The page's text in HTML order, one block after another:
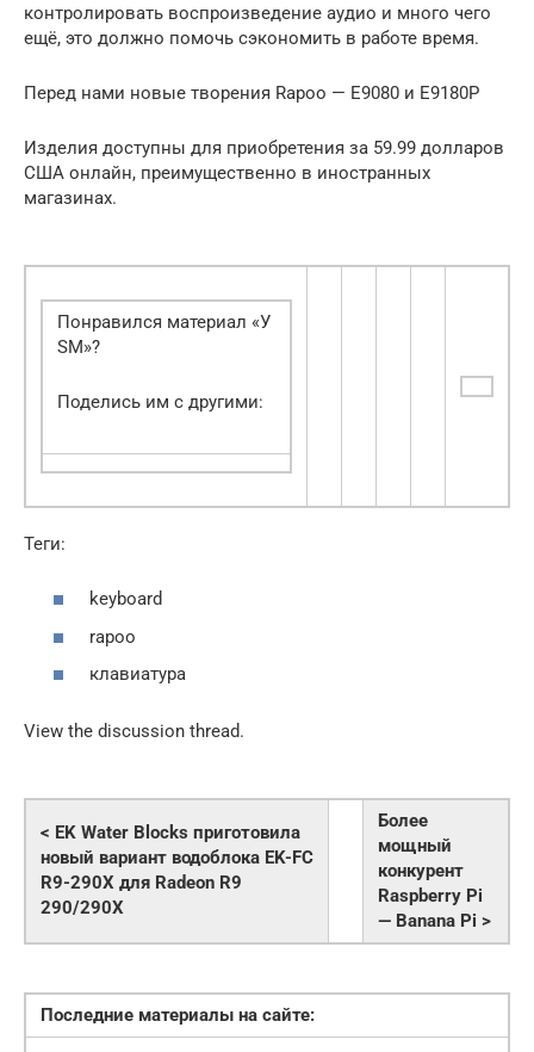
контролировать воспроизведение аудио и много чего
ещё, это должно помочь сэкономить в работе время.
Перед нами новые творения Rapoo — E9080 и E9180P
Изделия доступны для приобретения за 59.99 долларов
США онлайн, преимущественно в иностранных
магазинах.
Понравился материал «У
SM»?
Поделись им с другими:
Теги:
keyboard
rapoo
клавиатура
View the discussion thread.
< EK Water Blocks приготовила
новый вариант водоблока EK-FC
R9-290X для Radeon R9
290/290X
Более
мощный
конкурент
Raspberry Pi
— Banana Pi >
Последние материалы на сайте: